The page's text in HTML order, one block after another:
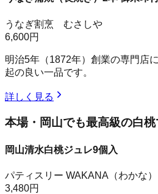
うなぎ割烹 むさしや
6,600円
明治5年（1872年）創業の専門店
起の良い一品です。
詳しく見る
本場・岡山でも最高級の白
岡山清水白桃ジュレ9個入
パティスリー WAKANA（わかな）
3,480円